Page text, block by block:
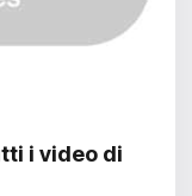
i video di